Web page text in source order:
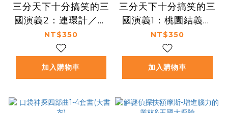
三分天下十分搞笑的三
國演義2：連環計／殺
父之仇／曹操戰呂布
──爆笑中學英雄智慧
NT$350
加入購物車
三分天下十分搞笑的三
國演義1：桃園結義／
曹操登場／討伐董卓
──爆笑中學英雄智慧
NT$350
加入購物車